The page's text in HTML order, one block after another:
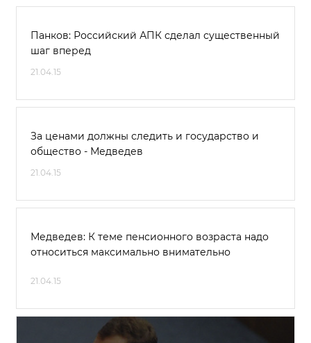
Панков: Российский АПК сделал существенный
шаг вперед
21.04.15
За ценами должны следить и государство и
общество - Медведев
21.04.15
Медведев: К теме пенсионного возраста надо
относиться максимально внимательно
21.04.15